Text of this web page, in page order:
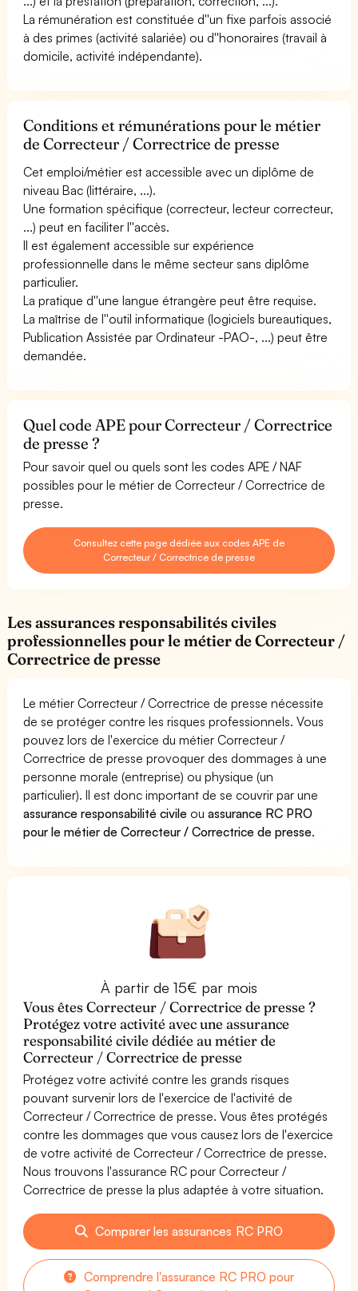
La rémunération est constituée d''un fixe parfois associé
à des primes (activité salariée) ou d''honoraires (travail à
domicile, activité indépendante).
Conditions et rémunérations pour le métier
de Correcteur / Correctrice de presse
Cet emploi/métier est accessible avec un diplôme de
niveau Bac (littéraire, ...).
Une formation spécifique (correcteur, lecteur correcteur,
...) peut en faciliter l''accès.
Il est également accessible sur expérience
professionnelle dans le même secteur sans diplôme
particulier.
La pratique d''une langue étrangère peut être requise.
La maîtrise de l''outil informatique (logiciels bureautiques,
Publication Assistée par Ordinateur -PAO-, ...) peut être
demandée.
Quel code APE pour Correcteur / Correctrice
de presse ?
Pour savoir quel ou quels sont les codes APE / NAF
possibles pour le métier de Correcteur / Correctrice de
presse.
Consultez cette page dédiée aux codes APE de
Correcteur / Correctrice de presse
Les assurances responsabilités civiles
professionnelles pour le métier de Correcteur /
Correctrice de presse
Le métier Correcteur / Correctrice de presse nécessite
de se protéger contre les risques professionnels. Vous
pouvez lors de l'exercice du métier Correcteur /
Correctrice de presse provoquer des dommages à une
personne morale (entreprise) ou physique (un
particulier). Il est donc important de se couvrir par une
assurance responsabilité civile ouassurance RC PRO
pour le métier de Correcteur / Correctrice de presse.
À partir de 15€ par mois
Vous êtes Correcteur / Correctrice de presse ?
Protégez votre activité avec une assurance
responsabilité civile dédiée au métier de
Correcteur / Correctrice de presse
Protégez votre activité contre les grands risques
pouvant survenir lors de l'exercice de l'activité de
Correcteur / Correctrice de presse. Vous êtes protégés
contre les dommages que vous causez lors de l'exercice
de votre activité de Correcteur / Correctrice de presse.
Nous trouvons l'assurance RC pour Correcteur /
Correctrice de presse la plus adaptée à votre situation.
Comparer les assurances RC PRO
Comprendre l'assurance RC PRO pour